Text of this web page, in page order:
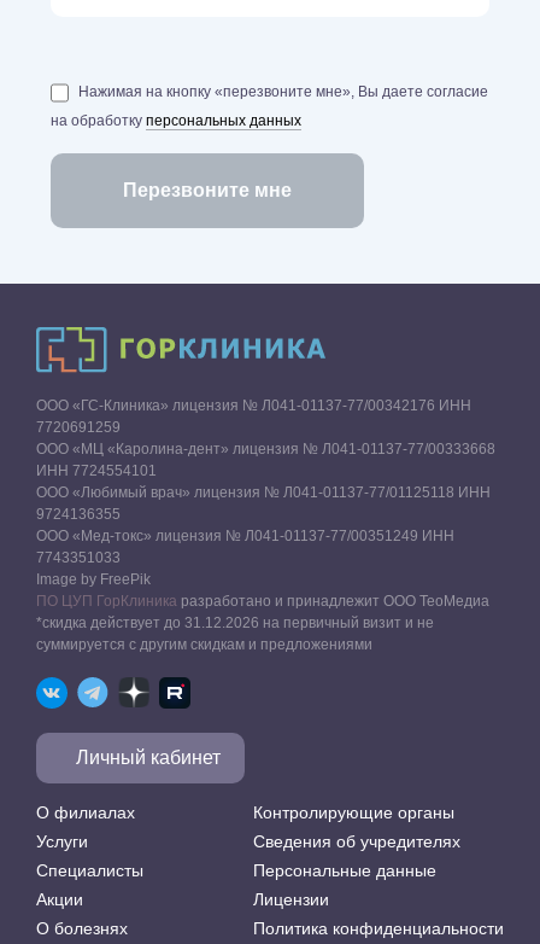
Нажимая на кнопку «перезвоните мне», Вы даете согласие
на обработку персональных данных
ООО «ГС-Клиника» лицензия № Л041-01137-77/00342176 ИНН
7720691259
ООО «МЦ «Каролина-дент» лицензия № Л041-01137-77/00333668
ИНН 7724554101
ООО «Любимый врач» лицензия № Л041-01137-77/01125118 ИНН
9724136355
ООО «Мед-токс» лицензия № Л041-01137-77/00351249 ИНН
7743351033
Image by FreePik
ПО ЦУП ГорКлиника разработано и принадлежит ООО ТеоМедиа
*скидка действует до 31.12.2026 на первичный визит и не
суммируется с другим скидкам и предложениями
О филиалах
Услуги
Специалисты
Акции
О болезнях
Контролирующие органы
Сведения об учредителях
Персональные данные
Лицензии
Политика конфиденциальности
Личный кабинет